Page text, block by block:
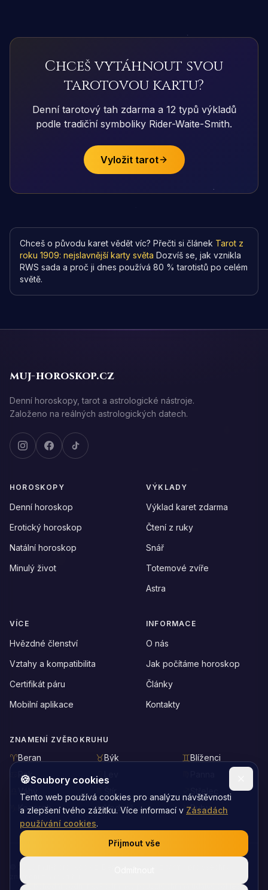
Chceš vytáhnout svou
tarotovou kartu?
Denní tarotový tah zdarma a 12 typů výkladů
podle tradiční symboliky Rider-Waite-Smith.
Vyložit tarot
Chceš o původu karet vědět víc? Přečti si článek Tarot z
roku 1909: nejslavnější karty světa Dozvíš se, jak vznikla
RWS sada a proč ji dnes používá 80 % tarotistů po celém
světě.
muj-horoskop.cz
Denní horoskopy, tarot a astrologické nástroje.
Založeno na reálných astrologických datech.
HOROSKOPY
Denní horoskop
Erotický horoskop
Natální horoskop
Minulý život
VÝKLADY
Výklad karet zdarma
Čtení z ruky
Snář
Totemové zvíře
Astra
VÍCE
Hvězdné členství
Vztahy a kompatibilita
Certifikát páru
Mobilní aplikace
INFORMACE
O nás
Jak počítáme horoskop
Články
Kontakty
ZNAMENÍ ZVĚROKRUHU
Beran Býk
Blíženci
Rak
Kozoroh
Vodnář Ryby
znamení zvěrokruhu
🍪Soubory cookies
Tento web používá cookies pro analýzu návštěvnosti
a zlepšení tvého zážitku. Více informací v Zásadách
používání cookies.
Přijmout vše